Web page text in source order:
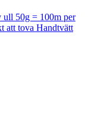
ull 50g = 100m per
att tova Handtvätt